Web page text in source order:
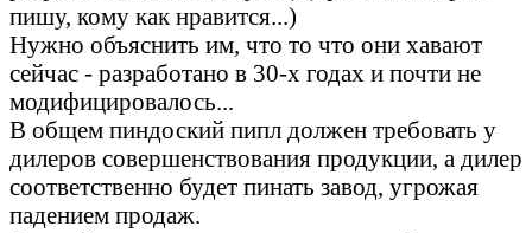
пишу, кому как нравится...)
Нужно объяснить им, что то что они хавают
сейчас - разработано в 30-х годах и почти не
модифицировалось...
В общем пиндоский пипл должен требовать у
дилеров совершенствования продукции, а дилер
соответственно будет пинать завод, угрожая
падением продаж.